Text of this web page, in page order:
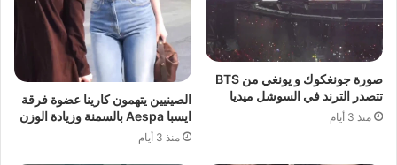
صورة جونغكوك و يونغي من BTS
تتصدر الترند في السوشل ميديا
منذ 3 أيام
الصينيين يتهمون كارينا عضوة فرقة
ايسبا Aespa بالسمنة وزيادة الوزن
منذ 3 أيام